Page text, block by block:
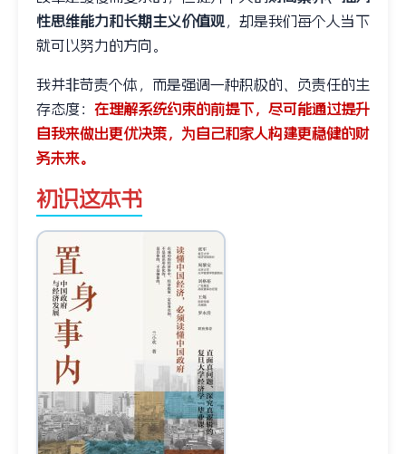
性思维能力和长期主义价值观 ，却是我们每个人当下
就可以努力的方向。
我并非苛责个体，而是强调一种积极的、负责任的生
存态度： 在理解系统约束的前提下，尽可能通过提升
自我来做出更优决策，为自己和家人构建更稳健的财
务未来。
初识这本书